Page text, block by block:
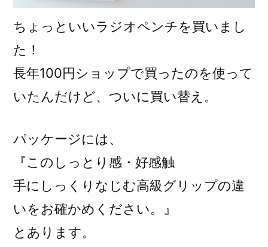
ちょっといいラジオペンチを買いまし
た！
長年100円ショップで買ったのを使って
いたんだけど、ついに買い替え。
パッケージには、
『このしっとり感・好感触
手にしっくりなじむ高級グリップの違
いをお確かめください。』
とあります。